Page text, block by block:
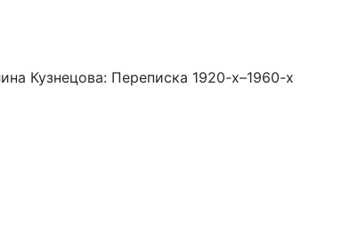
Кузнецова: Переписка 1920-х–1960-х